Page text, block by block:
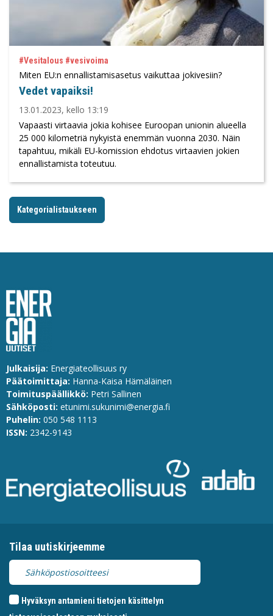
#Vesitalous #vesivoima
Miten EU:n ennallistamisasetus vaikuttaa jokivesiin?
Vedet vapaiksi!
13.01.2023, kello 13:19
Vapaasti virtaavia jokia kohisee Euroopan unionin alueella
25 000 kilometriä nykyistä enemmän vuonna 2030. Näin
tapahtuu, mikäli EU-komission ehdotus virtaavien jokien
ennallistamista toteutuu.
Kategorialistaukseen
Julkaisija: Energiateollisuus ry
Päätoimittaja: Hanna-Kaisa Hämäläinen
Toimituspäällikkö: Petri Sallinen
Sähköposti: etunimi.sukunimi@energia.fi
Puhelin: 050 548 1113
ISSN: 2342-9143
Tilaa uutiskirjeemme
Hyväksyn antamieni tietojen käsittelyn